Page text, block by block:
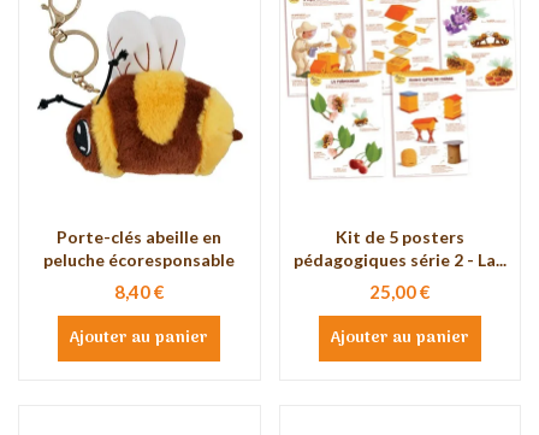
Porte-clés abeille en
peluche écoresponsable
8,40 €
Ajouter au panier
Kit de 5 posters
pédagogiques série 2 - La...
25,00 €
Ajouter au panier